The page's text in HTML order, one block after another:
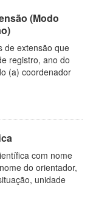
(Modo
de extensão que
registro, ano do
(a) coordenador
com nome
do orientador,
unidade